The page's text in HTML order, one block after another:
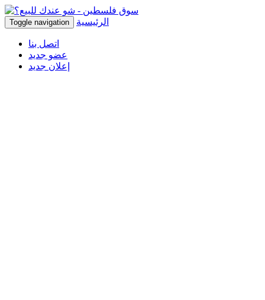
Toggle navigation الرئيسية
اتصل بنا
عضو جديد
إعلان جديد